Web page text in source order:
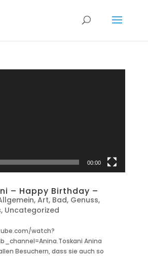
00:00
– Happy Birthday –
, Art, Bad, Genuss,
, Uncategorized
watch?
Anina
Besuchern, dass sie auch so